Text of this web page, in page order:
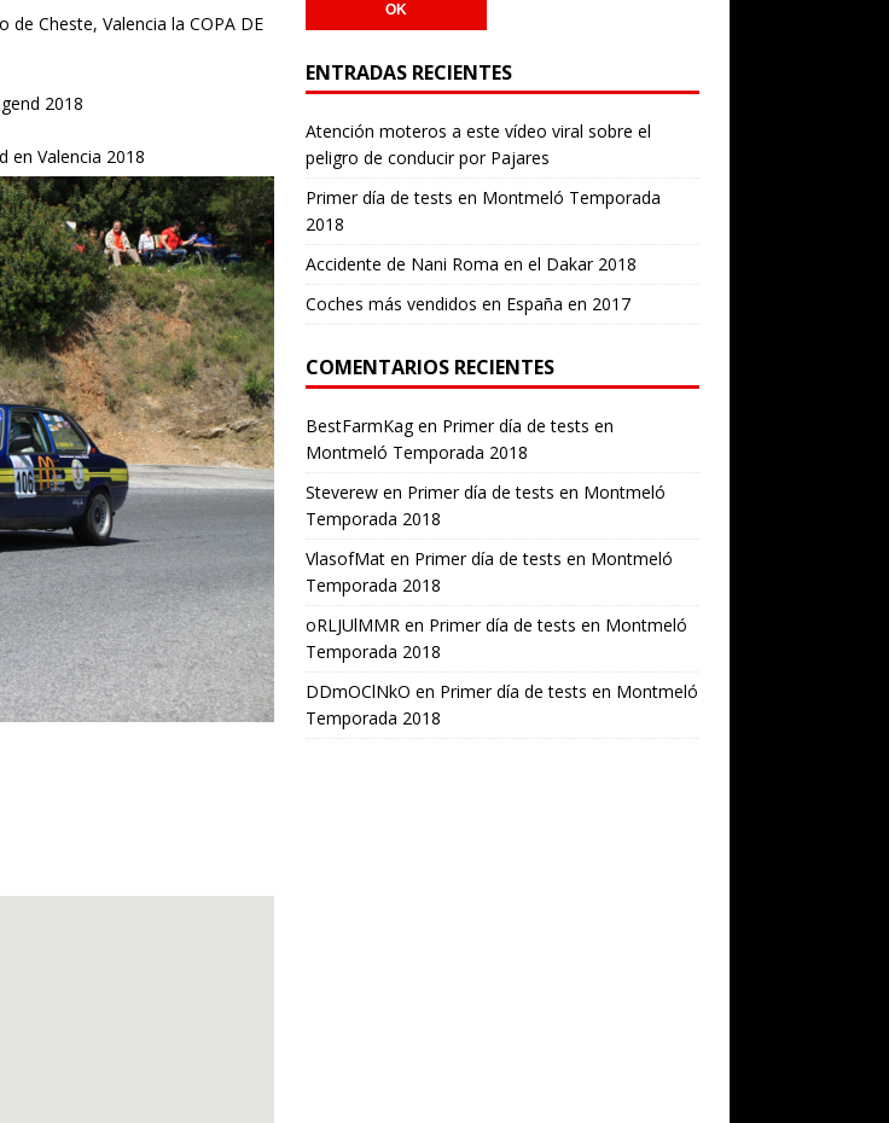
Cheste, Valencia la COPA DE
2018
en Valencia 2018
ENTRADAS RECIENTES
Atención moteros a este vídeo viral sobre el
peligro de conducir por Pajares
Primer día de tests en Montmeló Temporada
2018
Accidente de Nani Roma en el Dakar 2018
Coches más vendidos en España en 2017
COMENTARIOS RECIENTES
BestFarmKagen Primer día de tests en
Montmeló Temporada 2018
Steverewen Primer día de tests en Montmeló
Temporada 2018
VlasofMaten Primer día de tests en Montmeló
Temporada 2018
oRLJUlMMRen Primer día de tests en Montmeló
Temporada 2018
DDmOClNkO en Primer día de tests en Montmeló
Temporada 2018